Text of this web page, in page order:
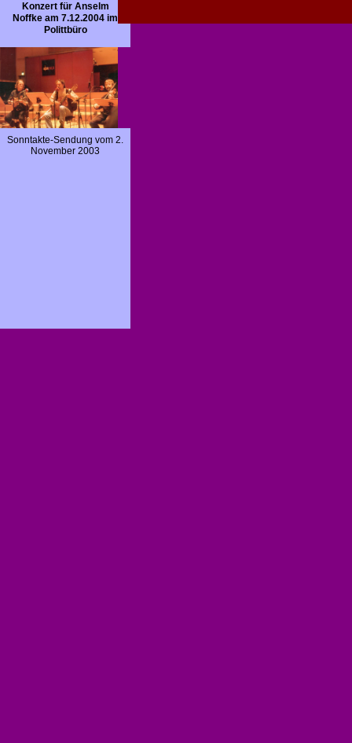
Konzert für Anselm
Noffke am 7.12.2004 im
Polittbüro
Sonntakte-Sendung vom 2.
November 2003